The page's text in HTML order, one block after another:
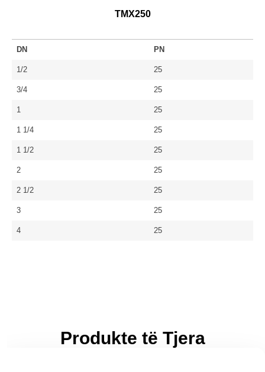
TMX250
DN PN
1/2 25
3/4 25
1 25
1 1/4 25
1 1/2 25
2 25
2 1/2 25
3 25
4 25
Produkte të Tjera